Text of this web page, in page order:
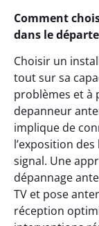
Comment
dans le
Choisir un
tout sur sa
problèmes et à
depanneur
implique de
l’exposition
signal. Une
dépannage
TV et pose
réception